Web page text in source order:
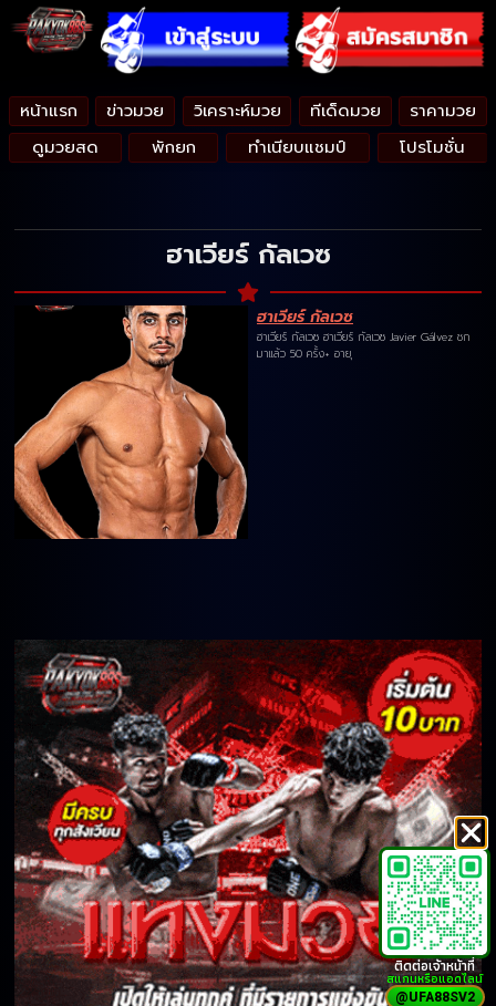
หน้าแรก ข่าวมวย วิเคราะห์มวย ทีเด็ดมวย
ราคามวย
ดูมวยสด
พักยก ทำเนียบแชมป์ โปรโมชั่น
ฮาเวียร์ กัลเวซ
ฮาเวียร์ กัลเวซ
ฮาเวียร์ กัลเวซ ฮาเวียร์ กัลเวซ Javier Gálvez ชก
มาแล้ว 50 ครั้ง+ อายุ
ติดต่อเจ้าหน้าที่
สแกนหรือแอดไลน์
@UFA88SV2